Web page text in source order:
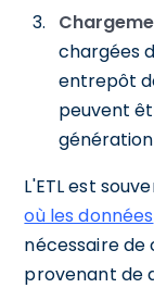
chargées
entrepôt
peuvent
L'ETL est
où les données
nécessaire de
provenant de